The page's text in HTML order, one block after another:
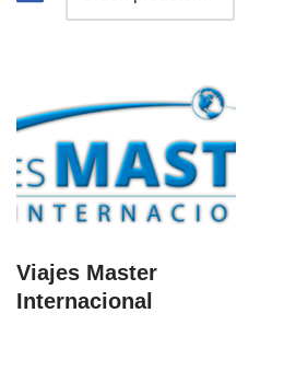
Viajes Master
Internacional